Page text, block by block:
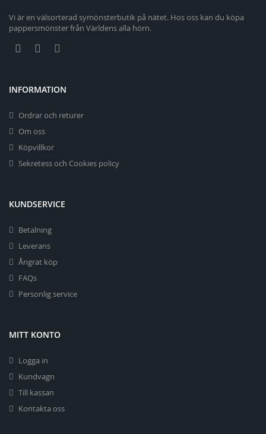
Vi är en välsorterad symönsterbutik på nätet. Hos oss kan du köpa
pappersmönster från Världens alla hörn.
INFORMATION
Ordrar och returer
Om oss
Köpvillkor
Sekretess och Cookies policy
KUNDSERVICE
Betalning
Leverans
Ångrat köp
FAQs
Personlig service
MITT KONTO
Logga in
Kundvagn
Till kassan
Kontakta oss